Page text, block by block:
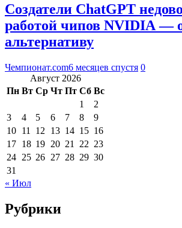
Создатели ChatGPT
работой чипов NVIDIA —
альтернативу
Чемпионат.com6 месяцев спустя 0
Август 2026
Пн Вт Ср Чт Пт Сб Вс
1
2
3
4 5 6 7 8
9
10 11 12 13 14 15 16
17 18 19 20 21 22 23
24 25 26 27 28 29 30
31
« Июл
Рубрики